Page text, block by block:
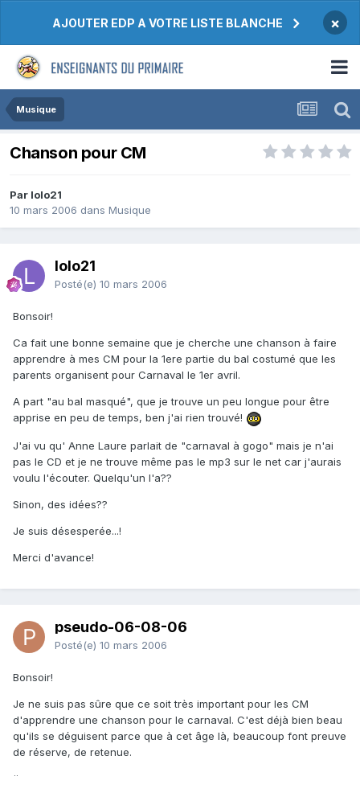
AJOUTER EDP A VOTRE LISTE BLANCHE ×
Musique
Chanson pour CM
Par lolo21
10 mars 2006 dans Musique
lolo21
Posté(e) 10 mars 2006
Bonsoir!
Ca fait une bonne semaine que je cherche une chanson à faire
apprendre à mes CM pour la 1ere partie du bal costumé que les
parents organisent pour Carnaval le 1er avril.
A part "au bal masqué", que je trouve un peu longue pour être
apprise en peu de temps, ben j'ai rien trouvé!
J'ai vu qu' Anne Laure parlait de "carnaval à gogo" mais je n'ai
pas le CD et je ne trouve même pas le mp3 sur le net car j'aurais
voulu l'écouter. Quelqu'un l'a??
Sinon, des idées??
Je suis désesperée...!
Merci d'avance!
pseudo-06-08-06
Posté(e) 10 mars 2006
Bonsoir!
Je ne suis pas sûre que ce soit très important pour les CM
d'apprendre une chanson pour le carnaval. C'est déjà bien beau
qu'ils se déguisent parce que à cet âge là, beaucoup font preuve
de réserve, de retenue.
¨